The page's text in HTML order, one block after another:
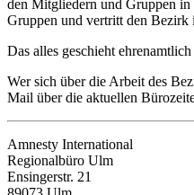
den Mitgliedern und Gruppen in
Gruppen und vertritt den
Das alles geschieht
Wer sich über die Arbeit des
Mail über die aktuellen
Amnesty International
Regionalbüro Ulm
Ensingerstr. 21